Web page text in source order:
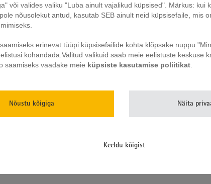
aromaatset kohvi. Tänu kompaktsele disainile ei võta
kuni 5 tassi kohvi (iga tass 125 ml) valmistamiseks. Komplekti
eeliseks on 24-tunnise taimeri funktsiooniga LCD-
teil hommikuid alustada alati värskelt valminud kohviga.
ja intensiivsussätted oma maitse järgi, muutes seeläbi
2. Lisaks on seadmel olemas hädavajalik katlakivi
grafiiditooni Cromargan® roostevabast terasest.
tänu millele on see ainulaadne täiendus teie teistele
veetaseme näidik, valgustatud "start" nupp ja automaatne
12,6 cm. KITCHENminis kollektsioon koosneb tõeliselt
on see kollektsioon tõeliselt silmapaistev. See sobib
kollektsiooni kuuluvad seadmed on energiasäästlikud ja
või valides valiku "Luba ainult vajalikud küpsised". Märkus: kui
nõusolekut antud, kasutab SEB ainult neid küpsisefaile, mis
erinevat tüüpi küpsisefailide kohta klõpsake nuppu
kohandada. Valitud valikuid saab meie eelistuste keskuse
saamiseks vaadake meie küpsiste kasutamise poliitikat
Nõustu kõigiga Näita
Keeldu kõigist